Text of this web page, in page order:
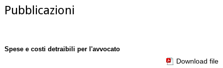
Pubblicazioni
Spese e costi detraibili per l'avvocato
Download file